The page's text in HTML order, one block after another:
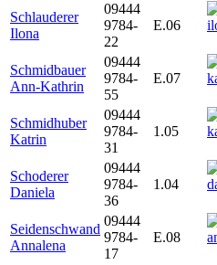
Schlauderer
Ilona
09444
9784-
22
E.06
Schmidbauer
Ann-Kathrin
09444
9784-
55
E.07
Schmidhuber
Katrin
09444
9784-
31
1.05
Schoderer
Daniela
09444
9784-
36
1.04
Seidenschwand
Annalena
09444
9784-
17
E.08